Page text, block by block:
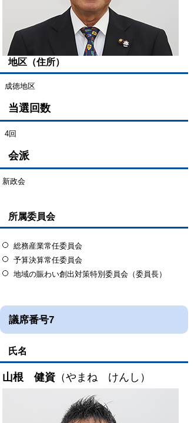
地区（住所）
成徳地区
当選回数
4回
会派
新政会
所属委員会
総務産業常任委員会
予算決算常任委員会
地域の賑わい創出対策特別委員会（委員長）
議席番号7
氏名
山根 健資 （やまね けんし）